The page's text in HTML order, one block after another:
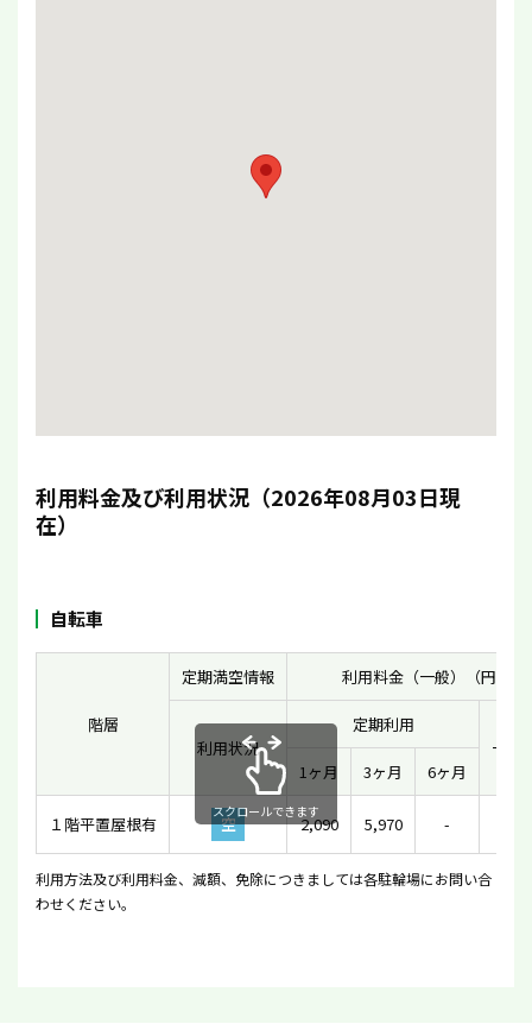
利用料金及び利用状況（2026年08月03日現
在）
自転車
階層
定期満空情報 利用料金（一般）（円）
利用状況
定期利用
一時
1ヶ月
3ヶ月 6ヶ月
１階平置屋根有 空 2,090 5,970 -
スクロールできます
利用方法及び利用料金、減額、免除につきましては各駐輪場にお問い合
わせください。